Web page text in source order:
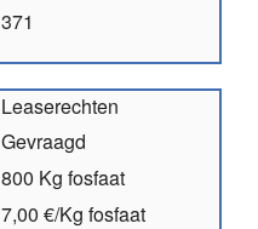
371
Leaserechten
Gevraagd
800 Kg fosfaat
7,00 €/Kg fosfaat